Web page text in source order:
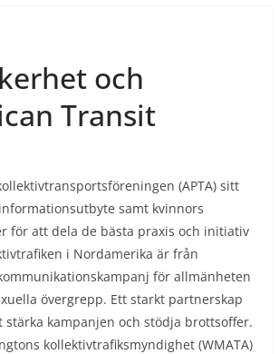
och
Transit
(APTA) sitt
samt kvinnors
för att dela de bästa praxis och initiativ
i Nordamerika är från
för allmänheten
övergrepp. Ett starkt partnerskap
stärka kampanjen och stödja brottsoffer.
kollektivtrafiksmyndighet (WMATA)